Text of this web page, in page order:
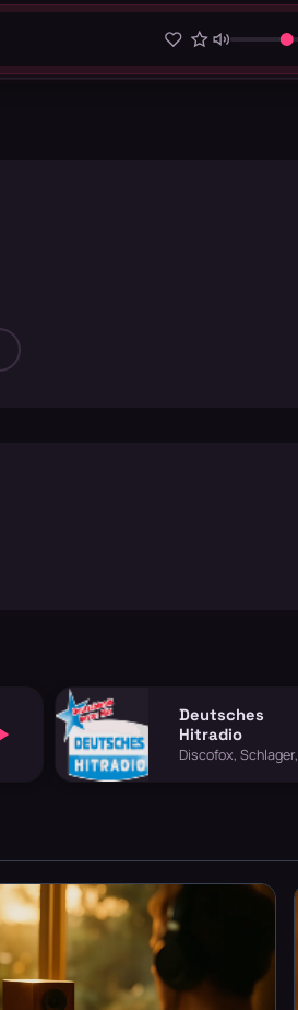
Deutsches
Hitradio
Discofox, Schlager,